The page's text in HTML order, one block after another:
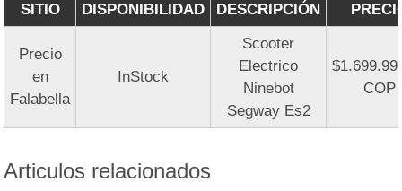
SITIO DISPONIBILIDAD DESCRIPCIÓN
Precio
en
Falabella
InStock
Scooter
Electrico
Ninebot
Segway Es2
COP
Articulos relacionados